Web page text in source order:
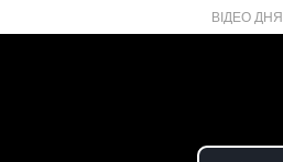
ВІДЕО ДНЯ